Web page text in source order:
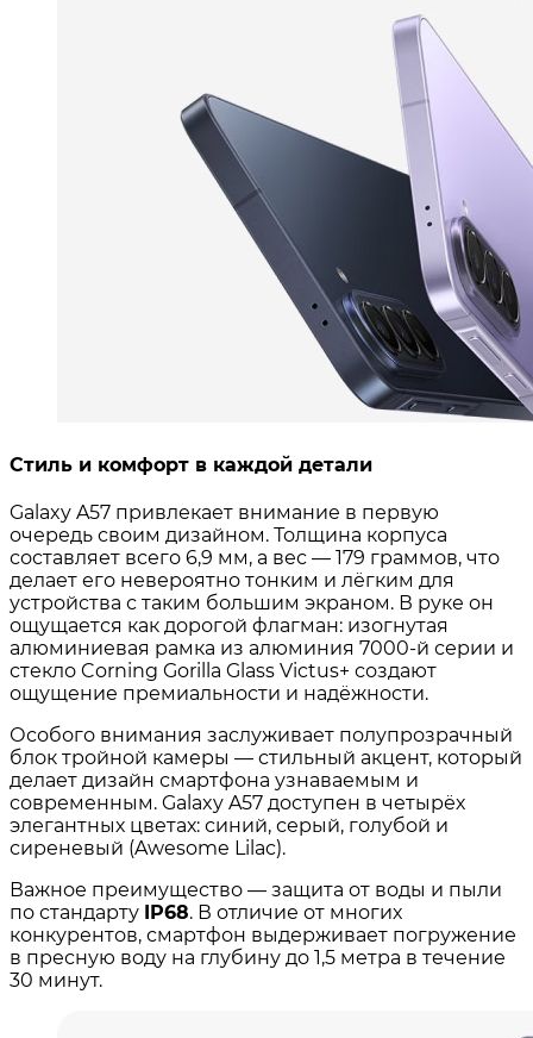
Стиль и комфорт в каждой детали
Galaxy A57 привлекает внимание в первую
очередь своим дизайном. Толщина корпуса
составляет всего 6,9 мм, а вес — 179 граммов, что
делает его невероятно тонким и лёгким для
устройства с таким большим экраном. В руке он
ощущается как дорогой флагман: изогнутая
алюминиевая рамка из алюминия 7000-й серии и
стекло Corning Gorilla Glass Victus+ создают
ощущение премиальности и надёжности.
Особого внимания заслуживает полупрозрачный
блок тройной камеры — стильный акцент, который
делает дизайн смартфона узнаваемым и
современным. Galaxy A57 доступен в четырёх
элегантных цветах: синий, серый, голубой и
сиреневый (Awesome Lilac).
Важное преимущество — защита от воды и пыли
по стандарту IP68. В отличие от многих
конкурентов, смартфон выдерживает погружение
в пресную воду на глубину до 1,5 метра в течение
30 минут.